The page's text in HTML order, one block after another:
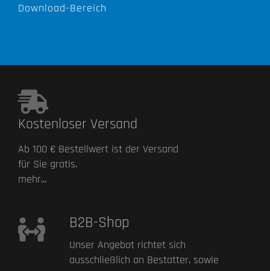
Download-Bereich
Kostenloser Versand
Ab 100 € Bestellwert ist der Versand
für Sie gratis.
mehr...
B2B-Shop
Unser Angebot richtet sich
ausschließlich an Bestatter, sowie